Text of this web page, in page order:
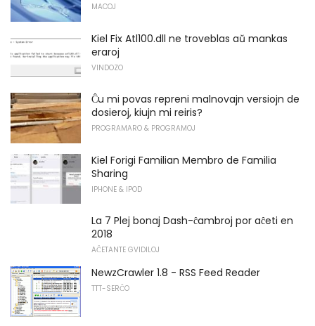
MACOJ
Kiel Fix Atl100.dll ne troveblas aŭ mankas
eraroj
VINDOZO
Ĉu mi povas repreni malnovajn versiojn de
dosieroj, kiujn mi reiris?
PROGRAMARO & PROGRAMOJ
Kiel Forigi Familian Membro de Familia
Sharing
IPHONE & IPOD
La 7 Plej bonaj Dash-ĉambroj por aĉeti en
2018
AĈETANTE GVIDILOJ
NewzCrawler 1.8 - RSS Feed Reader
TTT-SERĈO